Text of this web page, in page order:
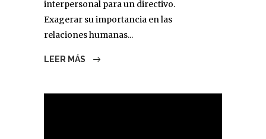
interpersonal para un directivo.
Exagerar su importancia en las
relaciones humanas...
LEER MÁS